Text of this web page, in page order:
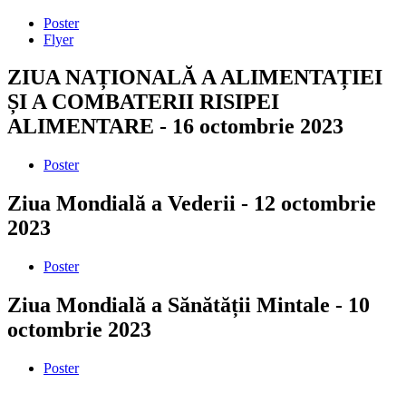
Poster
Flyer
ZIUA NAȚIONALĂ A ALIMENTAȚIEI
ȘI A COMBATERII RISIPEI
ALIMENTARE - 16 octombrie 2023
Poster
Ziua Mondială a Vederii - 12 octombrie
2023
Poster
Ziua Mondială a Sănătății Mintale - 10
octombrie 2023
Poster